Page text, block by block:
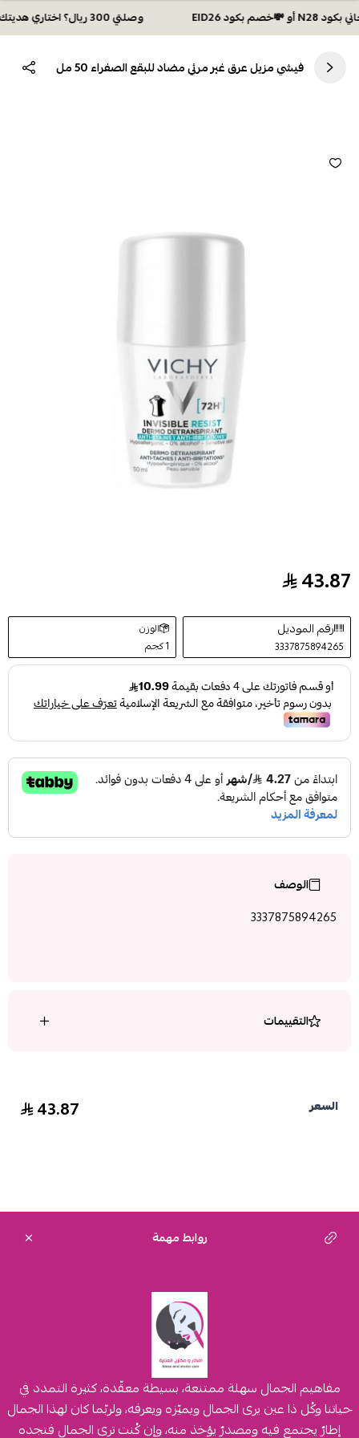
وصلتي 300 ريال؟ اختاري هديتك :🏍 شحن مجاني بكود N28 أو 💸خصم بكود EID26
فيشي مزيل عرق غير مرئي مضاد للبقع الصفراء 50 مل
فيشي مزيل عرق غير مرئي مضاد للبقع الصفراء 50 مل
43.87
رقم الموديل
3337875894265
الوزن
1 كجم
الوصف
3337875894265
التقييمات
السعر 43.87
روابط مهمة
مفاهيم الجمال سهلة ممتنعة، بسيطة معقّدة، كثيرة التمدد في
حياتنا وكُل ذا عين يرى الجمال ويميّزه ويعرفه، ولربّما كان لهذا الجمال
إطارٌ يجتمع فيه ومصدرٌ يؤخذ منه، وإن كُنت ترى الجمال فتجده